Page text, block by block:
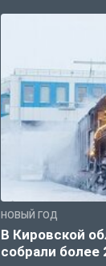
НОВЫЙ ГОД
В Кировской
собрали